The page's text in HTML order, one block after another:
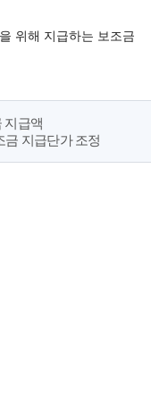
위해 지급하는 보조금
지급액
금 지급단가 조정